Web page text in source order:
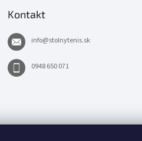
Kontakt
info@stolnytenis.sk
0948 650 071